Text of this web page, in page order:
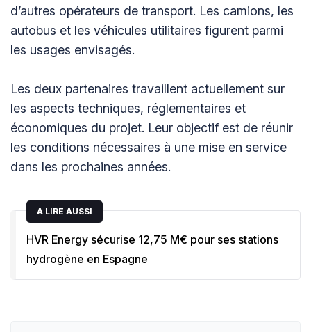
d’autres opérateurs de transport. Les camions, les
autobus et les véhicules utilitaires figurent parmi
les usages envisagés.
Les deux partenaires travaillent actuellement sur
les aspects techniques, réglementaires et
économiques du projet. Leur objectif est de réunir
les conditions nécessaires à une mise en service
dans les prochaines années.
A LIRE AUSSI
HVR Energy sécurise 12,75 M€ pour ses stations
hydrogène en Espagne